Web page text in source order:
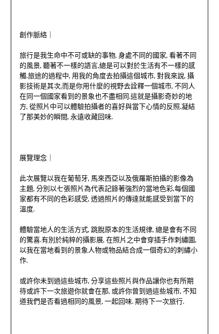
創作脈絡｜
旅行是我生命中不可或缺的事物, 身處不同的國家, 看著不同
的風景, 聽著不一樣的語言,總是可以對於生活有不一樣的感
觸.旅途的過程中, 用我的角度去拍攝這個城市, 對我來說, 攝
影技術是其次,而是你用什麼的視野去詮釋一個城市, 不同人
在同一個國家看到的景象也不盡相同.這就是攝影奇妙的地
方, 從照片中可以體驗拍攝者的喜好與當下心情的反照.凝結
了那美妙的瞬間, 永遠收藏回味.
展覽理念｜
此次展覽以我在葡萄牙, 馬來西亞以及俄羅斯拍攝的影像為
主題, 分別以七張照片為代表記錄著強烈的當地色彩,每個國
家都有不同的色彩感受, 透過照片的傳達就能感受到當下的
溫度.
體驗當地人的生活方式, 跳脫原本的生活規律, 總是會有不同
的驚喜.有別於純粹的攝影展, 在照片之中會穿插手作刺繡圖,
以我在當地看到的景象人物或物品結合成一個奇幻的刺繡小
作.
或許你未到過這些城市, 分享這些照片與作品讓你也有所期
待或許下一次旅遊你就會在那, 或許你曾到過這些城市, 不知
道我們是否看過相同的風景, 一起回味. 期待下一次旅行.